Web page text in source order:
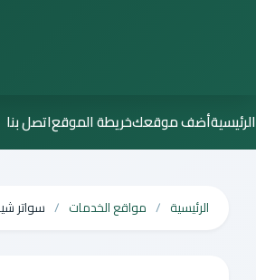
الرئيسيةأضف موقعكخريطة الموقعاتصل بنا
الرئيسية مواقع الخدمات سواتر